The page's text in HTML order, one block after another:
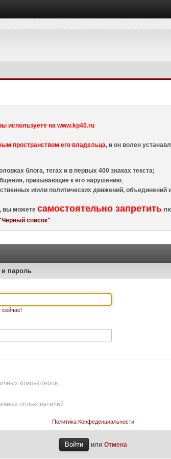
используете на www.kp40.ru
пространством его владельца, и он волен
блога, тегах и в первых 400 знаках текста;
призывающие к его нарушению;
и/или политических движений, объединений
, вы можетесамостоятельно запретить
список"
и пароль
сейчас!
компьютеров
пользователей
Политика Конфеденциальности
илиОтмена